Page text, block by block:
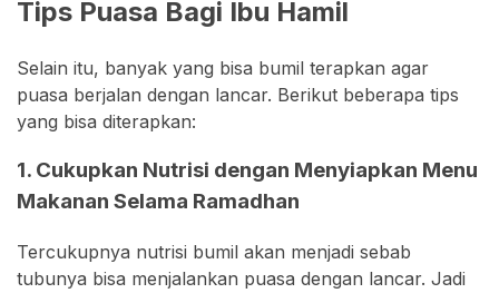
Tips Puasa Bagi Ibu Hamil
Selain itu, banyak yang bisa bumil terapkan agar
puasa berjalan dengan lancar. Berikut beberapa tips
yang bisa diterapkan:
1. Cukupkan Nutrisi dengan Menyiapkan Menu
Makanan Selama Ramadhan
Tercukupnya nutrisi bumil akan menjadi sebab
tubunya bisa menjalankan puasa dengan lancar. Jadi